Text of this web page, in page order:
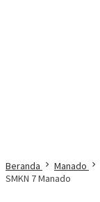
Beranda Manado
SMKN 7 Manado